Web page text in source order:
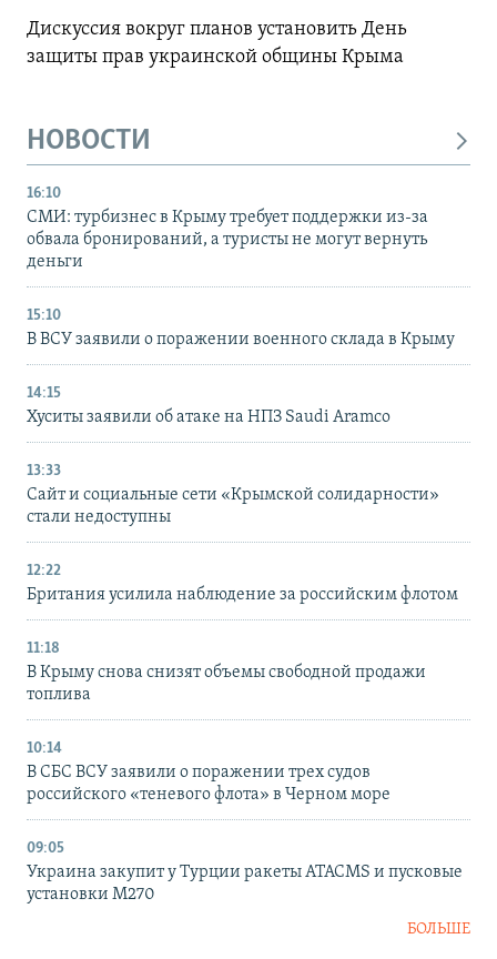
Дискуссия вокруг планов установить День
защиты прав украинской общины Крыма
НОВОСТИ
16:10
СМИ: турбизнес в Крыму требует поддержки из-за
обвала бронирований, а туристы не могут вернуть
деньги
15:10
В ВСУ заявили о поражении военного склада в Крыму
14:15
Хуситы заявили об атаке на НПЗ Saudi Aramco
13:33
Сайт и социальные сети «Крымской солидарности»
стали недоступны
12:22
Британия усилила наблюдение за российским флотом
11:18
В Крыму снова снизят объемы свободной продажи
топлива
10:14
В СБС ВСУ заявили о поражении трех судов
российского «теневого флота» в Черном море
09:05
Украина закупит у Турции ракеты ATACMS и пусковые
установки M270
БОЛЬШЕ